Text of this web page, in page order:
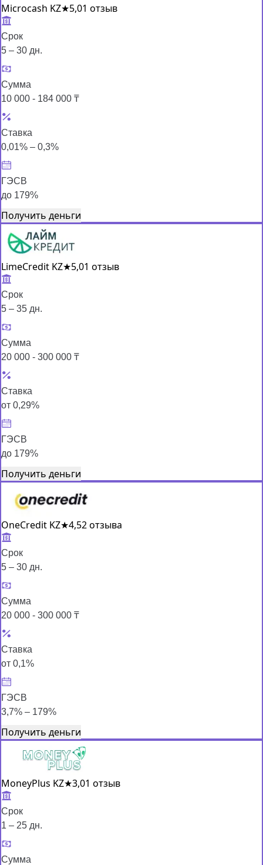
Microcash KZ★5,01 отзыв
Срок
5 – 30 дн.
Сумма
10 000 - 184 000 ₸
Ставка
0,01% – 0,3%
ГЭСВ
до 179%
Получить деньги
LimeCredit KZ★5,01 отзыв
Срок
5 – 35 дн.
Сумма
20 000 - 300 000 ₸
Ставка
от 0,29%
ГЭСВ
до 179%
Получить деньги
OneCredit KZ★4,52 отзыва
Срок
5 – 30 дн.
Сумма
20 000 - 300 000 ₸
Ставка
от 0,1%
ГЭСВ
3,7% – 179%
Получить деньги
MoneyPlus KZ★3,01 отзыв
Срок
1 – 25 дн.
Сумма